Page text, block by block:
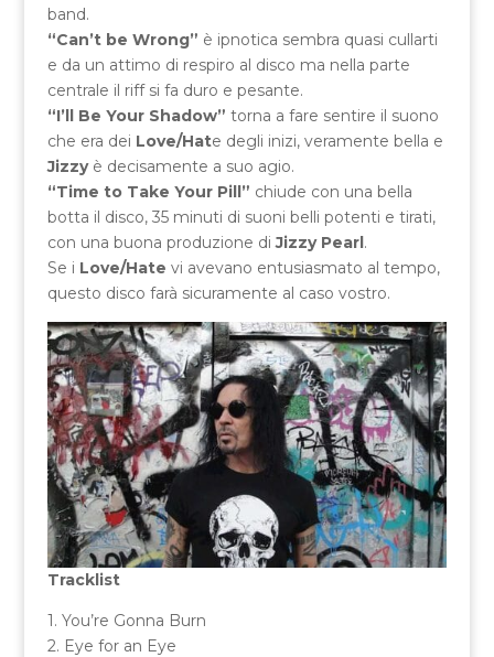
band.
“Can’t be Wrong” è ipnotica sembra quasi cullarti
e da un attimo di respiro al disco ma nella parte
centrale il riff si fa duro e pesante.
“I’ll Be Your Shadow” torna a fare sentire il suono
che era dei Love/Hate degli inizi, veramente bella e
Jizzyè decisamente a suo agio.
“Time to Take Your Pill” chiude con una bella
botta il disco, 35 minuti di suoni belli potenti e tirati,
con una buona produzione diJizzy Pearl.
Se i Love/Hate vi avevano entusiasmato al tempo,
questo disco farà sicuramente al caso vostro.
Tracklist
1. You’re Gonna Burn
2. Eye for an Eye